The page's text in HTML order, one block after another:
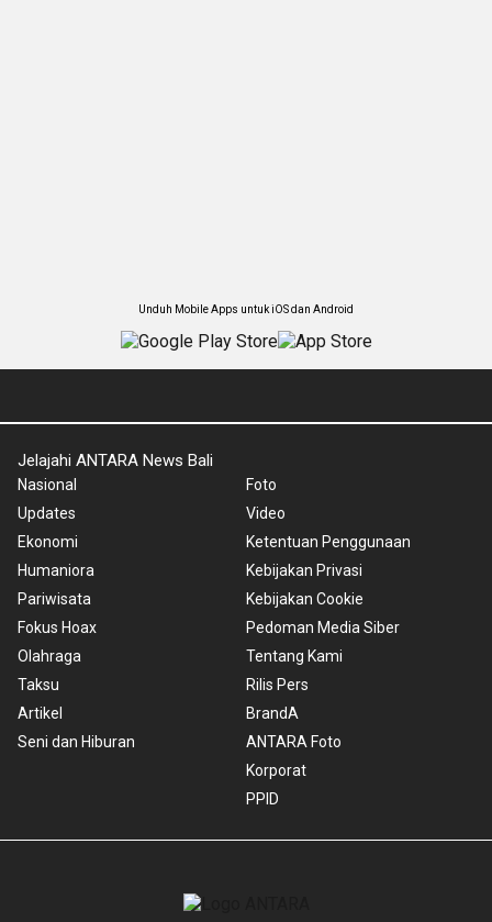
Unduh Mobile Apps untuk iOS dan Android
Jelajahi ANTARA News Bali
Nasional
Updates
Ekonomi
Humaniora
Pariwisata
Fokus Hoax
Olahraga
Taksu
Artikel
Seni dan Hiburan
Foto
Video
Ketentuan Penggunaan
Kebijakan Privasi
Kebijakan Cookie
Pedoman Media Siber
Tentang Kami
Rilis Pers
BrandA
ANTARA Foto
Korporat
PPID